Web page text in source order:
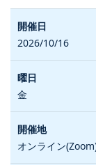
2026/10/16
金
オンライン